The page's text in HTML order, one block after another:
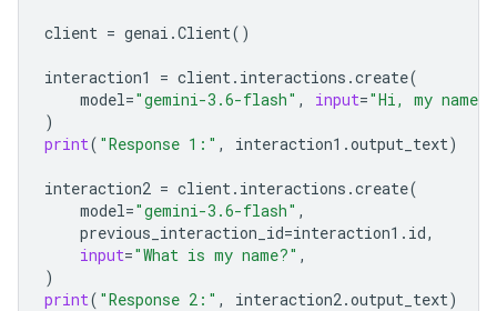
client = genai .Client()
interaction1 = client. interactions .create(
model="gemini-3.6-flash" , input="Hi, my
)
print( "Response 1:" , interaction1 .output_text)
interaction2 = client. interactions .create(
model="gemini-3.6-flash" ,
previous_interaction_id=interaction1 . id,
input="What is my name?" ,
)
print( "Response 2:" , interaction2.output_text)